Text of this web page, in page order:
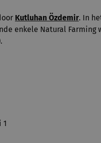
Kutluhan Özdemir. In
enkele Natural Farming